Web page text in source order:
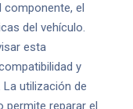
componente, el
del vehículo.
esta
y
utilización de
permite reparar el